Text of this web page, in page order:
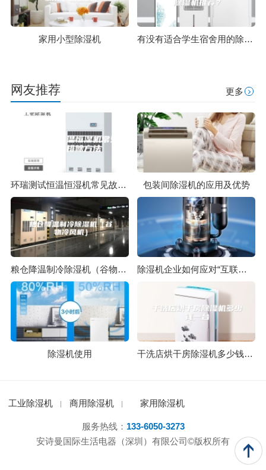
家用小型除湿机 有没有适合学生宿舍用的除湿机推荐？
网友推荐 更多
环瑞测试恒温恒湿机常见故障及排除方法 包装间除湿机的应用及优势
粮仓降温制冷除湿机（谷物冷风机） 除湿机企业如何应对“互联网+”？
除湿机使用 干洗店烘干房除湿机多少钱一台
工业除湿机 商用除湿机 家用除湿机
服务热线： 133-6050-3273
安诗曼国际生活电器（深圳）有限公司©版权所有